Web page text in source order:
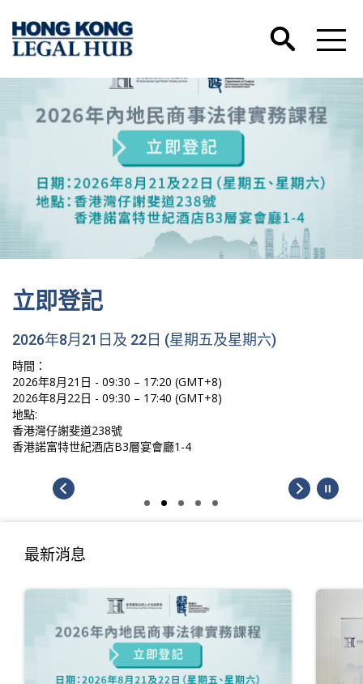
立即登記
2026年8月21日及 22日 (星期五及星期六)
時間：
2026年8月21日 - 09:30 – 17:20 (GMT+8)
2026年8月22日 - 09:30 – 17:40 (GMT+8)
地點:
香港灣仔謝斐道238號
香港諾富特世紀酒店B3層宴會廳1-4
最新消息